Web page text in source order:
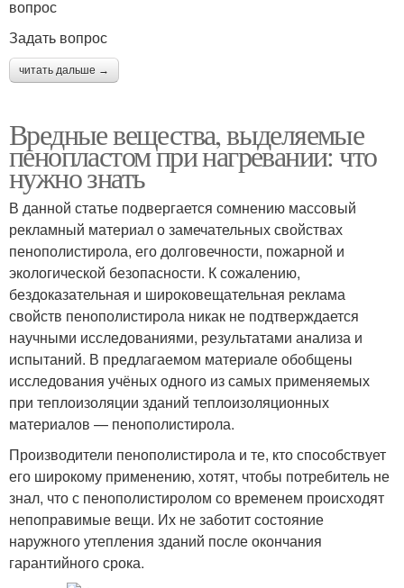
вопрос
Задать вопрос
читать дальше →
Вредные вещества, выделяемые
пенопластом при нагревании: что
нужно знать
В данной статье подвергается сомнению массовый
рекламный материал о замечательных свойствах
пенополистирола, его долговечности, пожарной и
экологической безопасности. К сожалению,
бездоказательная и широковещательная реклама
свойств пенополистирола никак не подтверждается
научными исследованиями, результатами анализа и
испытаний. В предлагаемом материале обобщены
исследования учёных одного из самых применяемых
при теплоизоляции зданий теплоизоляционных
материалов — пенополистирола.
Производители пенополистирола и те, кто способствует
его широкому применению, хотят, чтобы потребитель не
знал, что с пенополистиролом со временем происходят
непоправимые вещи. Их не заботит состояние
наружного утепления зданий после окончания
гарантийного срока.